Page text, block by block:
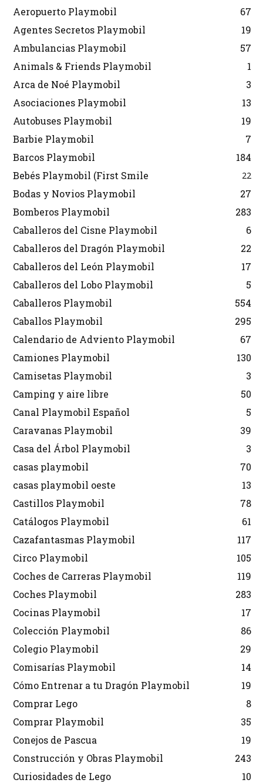
Aeropuerto Playmobil
67
Agentes Secretos Playmobil
19
Ambulancias Playmobil
57
Animals & Friends Playmobil
1
Arca de Noé Playmobil
3
Asociaciones Playmobil
13
Autobuses Playmobil
19
Barbie Playmobil
7
Barcos Playmobil
184
Bebés Playmobil (First Smile
22
Bodas y Novios Playmobil
27
Bomberos Playmobil
283
Caballeros del Cisne Playmobil
6
Caballeros del Dragón Playmobil
22
Caballeros del León Playmobil
17
Caballeros del Lobo Playmobil
5
Caballeros Playmobil
554
Caballos Playmobil
295
Calendario de Adviento Playmobil
67
Camiones Playmobil
130
Camisetas Playmobil
3
Camping y aire libre
50
Canal Playmobil Español
5
Caravanas Playmobil
39
Casa del Árbol Playmobil
3
casas playmobil
70
casas playmobil oeste
13
Castillos Playmobil
78
Catálogos Playmobil
61
Cazafantasmas Playmobil
117
Circo Playmobil
105
Coches de Carreras Playmobil
119
Coches Playmobil
283
Cocinas Playmobil
17
Colección Playmobil
86
Colegio Playmobil
29
Comisarías Playmobil
14
Cómo Entrenar a tu Dragón Playmobil
19
Comprar Lego
8
Comprar Playmobil
35
Conejos de Pascua
19
Construcción y Obras Playmobil
243
Curiosidades de Lego
10